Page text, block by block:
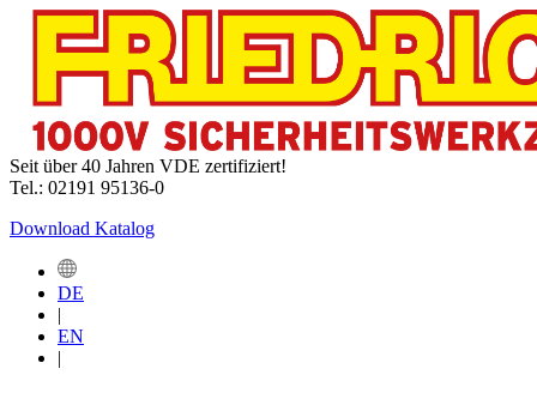
Seit über 40 Jahren VDE zertifiziert!
Tel.: 02191 95136-0
Download Katalog
DE
|
EN
|